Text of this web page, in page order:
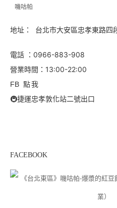
嘰咕帕
地址： 台北市大安區忠孝東路四
電話 ： 0966-883-908
營業時間： 13:00-22:00
FB 點我
🚇捷運忠孝敦化站二號出口
FACEBOOK